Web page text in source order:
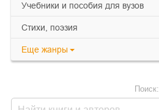
учебники и пособия для вузов
cтихи, поэзия
Еще жанры
Поиск: